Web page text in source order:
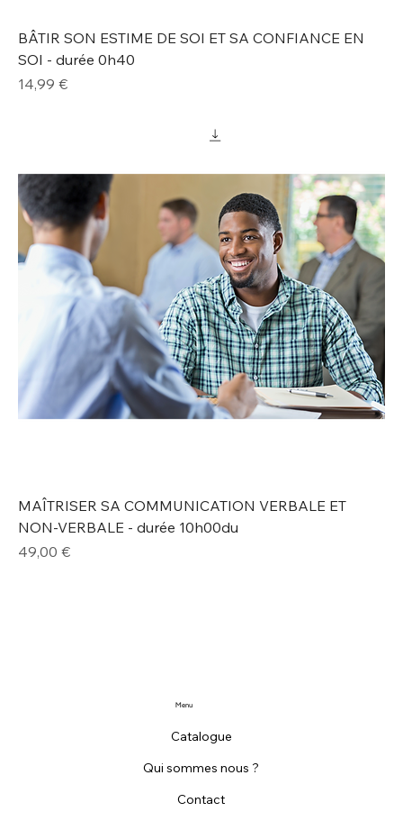
BÂTIR SON ESTIME DE SOI ET SA CONFIANCE EN
SOI - durée 0h40
Prix
14,99 €
MAÎTRISER SA COMMUNICATION VERBALE ET
NON-VERBALE - durée 10h00du
Prix
49,00 €
Catalogue
Qui sommes nous ?
Contact
Menu